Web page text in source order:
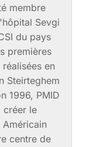
membre
Sevgi
du pays
premières
en
Steirteghem
1996, PMID
créer le
centre de